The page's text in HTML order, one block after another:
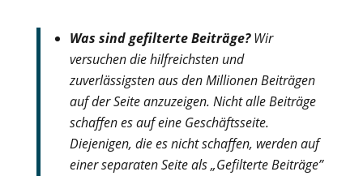
Was sind gefilterte Beiträge?Wir
versuchen die hilfreichsten und
zuverlässigsten aus den Millionen Beiträgen
auf der Seite anzuzeigen. Nicht alle Beiträge
schaffen es auf eine Geschäftsseite.
Diejenigen, die es nicht schaffen, werden auf
einer separaten Seite als „Gefilterte Beiträge”